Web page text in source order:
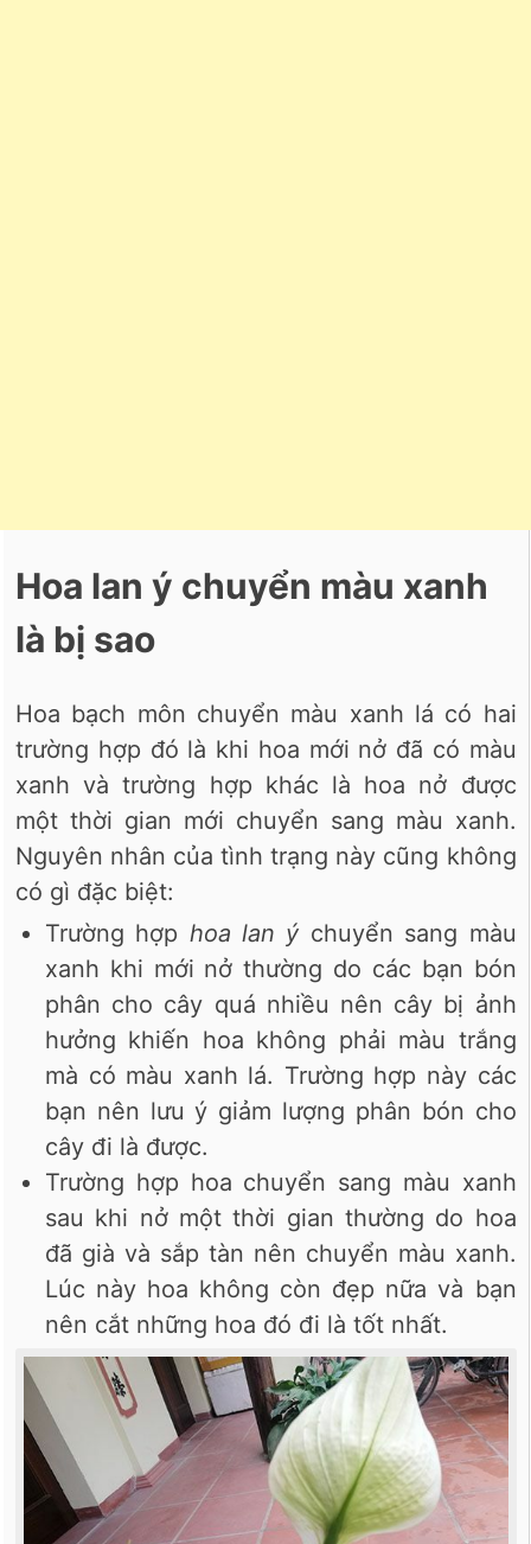
Hoa lan ý chuyển màu xanh
là bị sao
Hoa bạch môn chuyển màu xanh lá có hai
trường hợp đó là khi hoa mới nở đã có màu
xanh và trường hợp khác là hoa nở được
một thời gian mới chuyển sang màu xanh.
Nguyên nhân của tình trạng này cũng không
có gì đặc biệt:
Trường hợp hoa lan ý chuyển sang màu
xanh khi mới nở thường do các bạn bón
phân cho cây quá nhiều nên cây bị ảnh
hưởng khiến hoa không phải màu trắng
mà có màu xanh lá. Trường hợp này các
bạn nên lưu ý giảm lượng phân bón cho
cây đi là được.
Trường hợp hoa chuyển sang màu xanh
sau khi nở một thời gian thường do hoa
đã già và sắp tàn nên chuyển màu xanh.
Lúc này hoa không còn đẹp nữa và bạn
nên cắt những hoa đó đi là tốt nhất.